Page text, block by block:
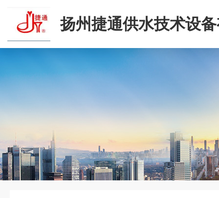
扬州捷通供水技术设
司